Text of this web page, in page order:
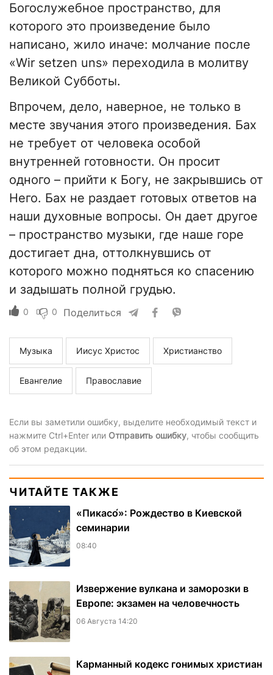
Богослужебное пространство, для
которого это произведение было
написано, жило иначе: молчание после
«Wir setzen uns» переходила в молитву
Великой Субботы.
Впрочем, дело, наверное, не только в
месте звучания этого произведения. Бах
не требует от человека особой
внутренней готовности. Он просит
одного – прийти к Богу, не закрывшись от
Него. Бах не раздает готовых ответов на
наши духовные вопросы. Он дает другое
– пространство музыки, где наше горе
достигает дна, оттолкнувшись от
которого можно подняться ко спасению
и задышать полной грудью.
0 0 Поделиться
Музыка Иисус Христос Христианство
Евангелие Православие
Если вы заметили ошибку, выделите необходимый текст и
нажмите Ctrl+Enter или Отправить ошибку, чтобы сообщить
об этом редакции.
ЧИТАЙТЕ ТАКЖЕ
«Пикасо́»: Рождество в Киевской
семинарии
08:40
Извержение вулкана и заморозки в
Европе: экзамен на человечность
06 Августа 14:20
Карманный кодекс гонимых христиан